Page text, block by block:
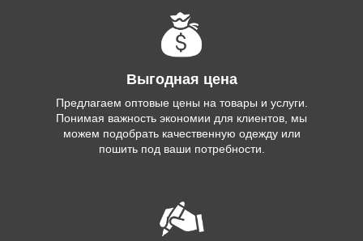
Выгодная цена
Предлагаем оптовые цены на товары и услуги.
Понимая важность экономии для клиентов, мы
можем подобрать качественную одежду или
пошить под ваши потребности.